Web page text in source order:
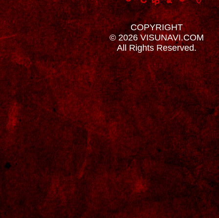
COPYRIGHT
© 2026 VISUNAVI.COM
All Rights Reserved.